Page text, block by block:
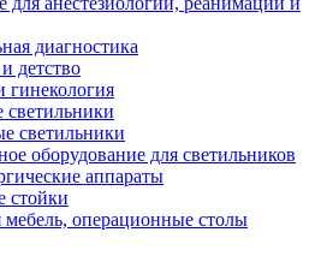
диагностика
детство
гинекология
светильники
оборудование для светильников
аппараты
стойки
операционные столы